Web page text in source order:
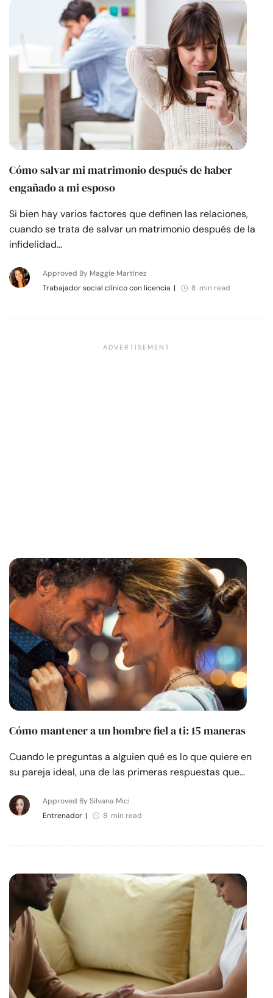
Cómo salvar mi matrimonio después de haber
engañado a mi esposo
Si bien hay varios factores que definen las relaciones,
cuando se trata de salvar un matrimonio después de la
infidelidad…
Approved By Maggie Martínez
Trabajador social clínico con licencia | 8 min read
Cómo mantener a un hombre fiel a ti: 15 maneras
Cuando le preguntas a alguien qué es lo que quiere en
su pareja ideal, una de las primeras respuestas que…
Approved By Silvana Mici
Entrenador | 8 min read